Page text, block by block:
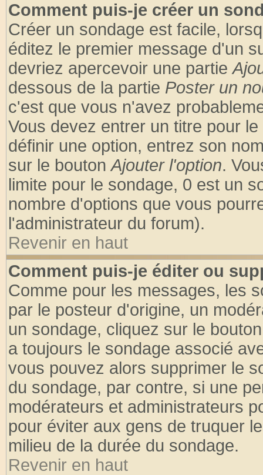
Comment puis-je créer un
Créer un sondage est facile,
éditez le premier message d'un
devriez apercevoir une partie
dessous de la partie Poster un
c'est que vous n'avez
Vous devez entrer un titre pour
définir une option, entrez son
sur le boutonAjouter l'option.
limite pour le sondage, 0 est un
nombre d'options que vous
l'administrateur du forum).
Revenir en haut
Comment puis-je éditer ou
Comme pour les messages, les
par le posteur d'origine, un
un sondage, cliquez sur le
a toujours le sondage associé
vous pouvez alors supprimer le
du sondage, par contre, si une
modérateurs et administrateurs
pour éviter aux gens de truquer
milieu de la durée du sondage.
Revenir en haut